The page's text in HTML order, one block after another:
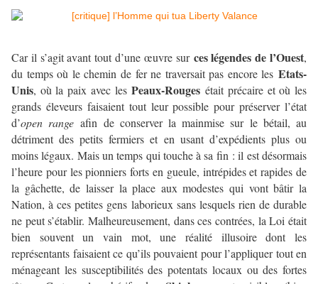
Car il s’agit avant tout d’une œuvre sur ces légendes de l’Ouest,
du temps où le chemin de fer ne traversait pas encore les Etats-
Unis, où la paix avec lesPeaux-Rouges était précaire et où les
grands éleveurs faisaient tout leur possible pour préserver l’état
d’open range afin de conserver la mainmise sur le bétail, au
détriment des petits fermiers et en usant d’expédients plus ou
moins légaux. Mais un temps qui touche à sa fin : il est désormais
l’heure pour les pionniers forts en gueule, intrépides et rapides de
la gâchette, de laisser la place aux modestes qui vont bâtir la
Nation, à ces petites gens laborieux sans lesquels rien de durable
ne peut s’établir. Malheureusement, dans ces contrées, la Loi était
bien souvent un vain mot, une réalité illusoire dont les
représentants faisaient ce qu’ils pouvaient pour l’appliquer tout en
ménageant les susceptibilités des potentats locaux ou des fortes